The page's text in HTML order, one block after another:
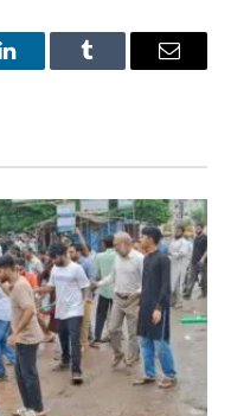
LinkedInTumblr Email